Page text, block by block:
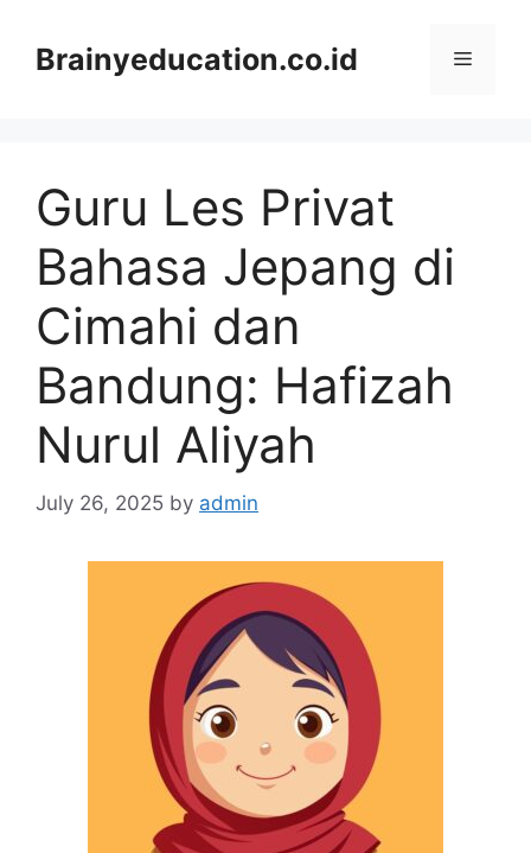
contentBrainyeducation.co.id Menu
Guru Les Privat
Bahasa Jepang di
Cimahi dan
Bandung: Hafizah
Nurul Aliyah
July 26, 2025 by admin